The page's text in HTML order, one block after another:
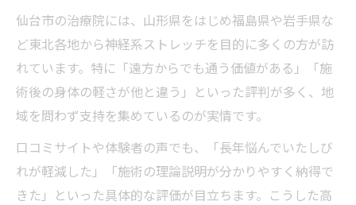
仙台市の治療院には、山形県をはじめ福島県や岩手県な
ど東北各地から神経系ストレッチを目的に多くの方が訪
れています。特に「遠方からでも通う価値がある」「施
術後の身体の軽さが他と違う」といった評判が多く、地
域を問わず支持を集めているのが実情です。
口コミサイトや体験者の声でも、「長年悩んでいたしび
れが軽減した」「施術の理論説明が分かりやすく納得で
きた」といった具体的な評価が目立ちます。こうした高